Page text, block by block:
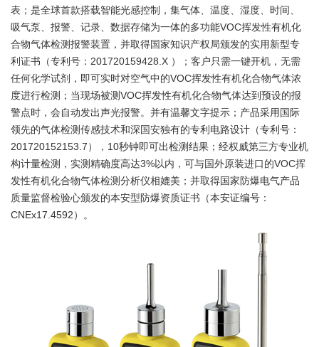
表；是全球首款搭载智能光感控制，集气体、温度、湿度、时间、
吸气泵、报警、记录、数据存储为一体的多功能VOC挥发性有机化
合物气体检测报警装置，并取得国家知识产权局颁发的实用新型专
利证书（专利号：201720159428.X ）；客户只需一键开机，无需
任何化学试剂，即可实时对空气中的VOC挥发性有机化合物气体浓
度进行检测；当现场被测VOC挥发性有机化合物气体达到预设的报
警点时，会自动发出声光报警。并有温馨文字提示；产品采用国际
领先的气体检测传感技术和深国安独有的专利电路设计（专利号：
201720152153.7），10秒钟即可出检测结果；经权威第三方专业机
构计量检测，实测精确度高达3%以内，可与国外原装进口的VOC挥
发性有机化合物气体检测分析仪相媲美；并取得国家防爆电气产品
质量监督检验心颁发的本安型防爆资质证书（本安证编号：
CNEx17.4592）。